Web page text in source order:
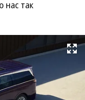
нас так
Развернуть